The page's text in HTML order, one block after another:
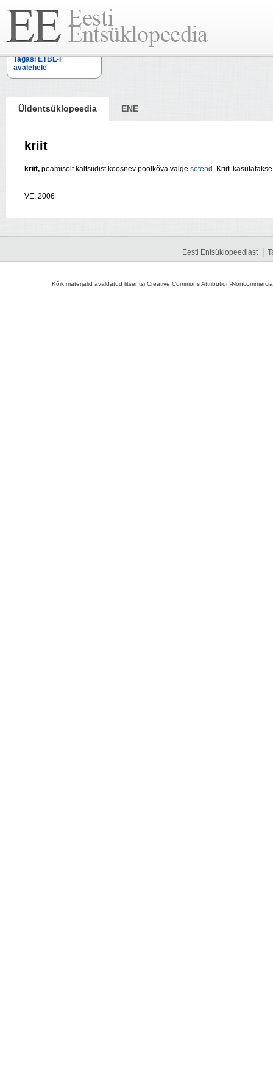
Tagasi ETBL-i
avalehele
Üldentsüklopeedia ENE
kriit
kriit, peamiselt kaltsiidist koosnev poolkõva valge setend . Kriiti
VE, 2006
Eesti Entsüklopeediast
Kõik materjalid avaldatud litsentsi Creative Commons Attribution-